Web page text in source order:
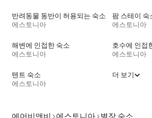
반려동물 동반이 허용되는 숙소
에스토니아
팜 스테이 숙
에스토니아
해변에 인접한 숙소
에스토니아
호수에 인접
에스토니아
텐트 숙소
에스토니아
더 보기